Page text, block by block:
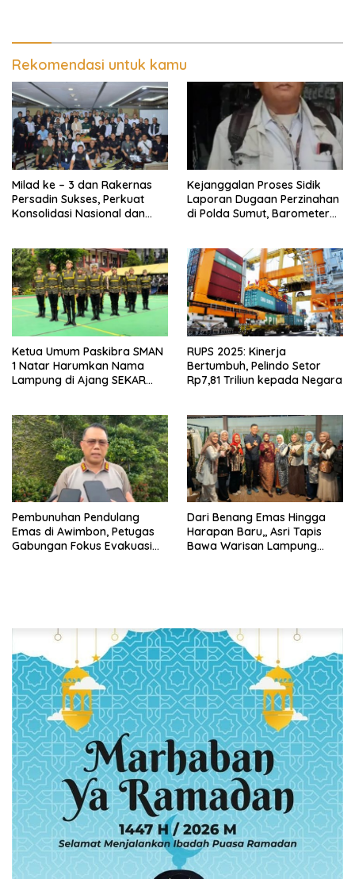
Rekomendasi untuk kamu
Milad ke – 3 dan Rakernas
Persadin Sukses, Perkuat
Konsolidasi Nasional dan
Kejanggalan Proses Sidik
Laporan Dugaan Perzinahan
di Polda Sumut, Barometer
Ketua Umum Paskibra SMAN
1 Natar Harumkan Nama
Lampung di Ajang SEKAR
RUPS 2025: Kinerja
Bertumbuh, Pelindo Setor
Rp7,81 Triliun kepada Negara
Pembunuhan Pendulang
Emas di Awimbon, Petugas
Gabungan Fokus Evakuasi
Dari Benang Emas Hingga
Harapan Baru,, Asri Tapis
Bawa Warisan Lampung